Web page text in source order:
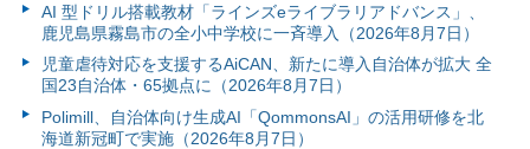
AI 型ドリル搭載教材「ラインズeライブラリアドバンス」、
鹿児島県霧島市の全小中学校に一斉導入（2026年8月7日）
児童虐待対応を支援するAiCAN、新たに導入自治体が拡大 全
国23自治体・65拠点に（2026年8月7日）
Polimill、自治体向け生成AI「QommonsAI」の活用研修を北
海道新冠町で実施（2026年8月7日）